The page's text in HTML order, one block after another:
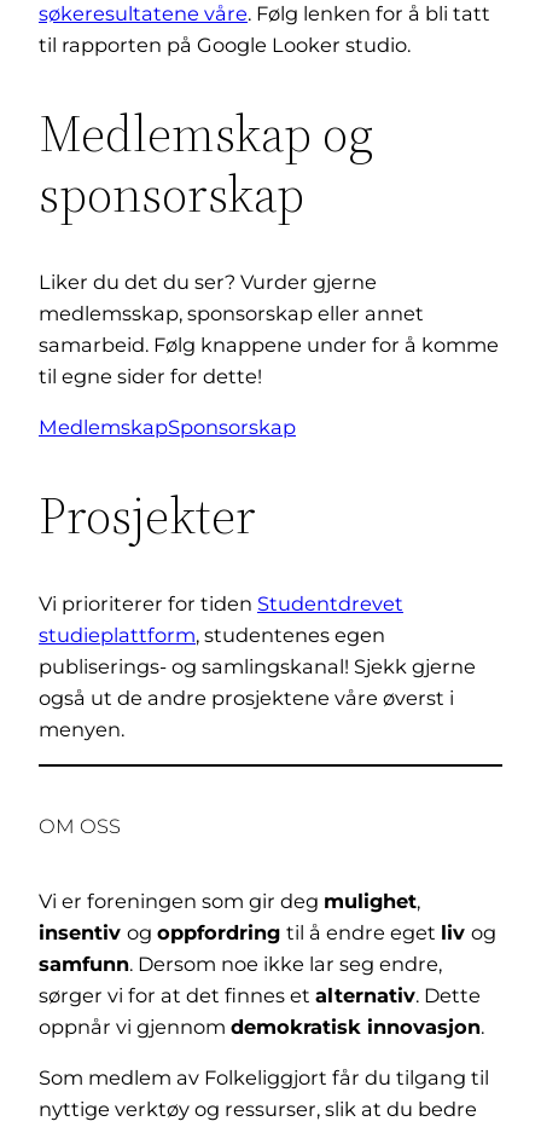
søkeresultatene våre. Følg lenken for å bli tatt
til rapporten på Google Looker studio.
Medlemskap og
sponsorskap
Liker du det du ser? Vurder gjerne
medlemsskap, sponsorskap eller annet
samarbeid. Følg knappene under for å komme
til egne sider for dette!
MedlemskapSponsorskap
Prosjekter
Vi prioriterer for tiden Studentdrevet
studieplattform, studentenes egen
publiserings- og samlingskanal! Sjekk gjerne
også ut de andre prosjektene våre øverst i
menyen.
OM OSS
Vi er foreningen som gir deg mulighet,
insentiv og oppfordring til å endre eget liv og
samfunn. Dersom noe ikke lar seg endre,
sørger vi for at det finnes et alternativ. Dette
oppnår vi gjennom demokratisk innovasjon.
Som medlem av Folkeliggjort får du tilgang til
nyttige verktøy og ressurser, slik at du bedre